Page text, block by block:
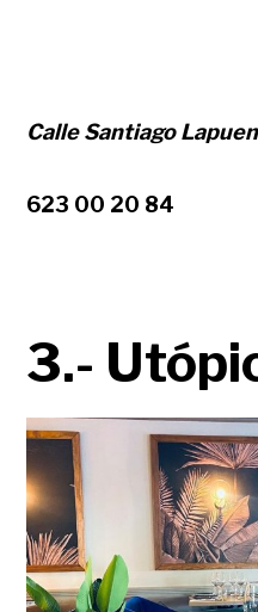
Calle Santiago
623 00 20 84
3.-